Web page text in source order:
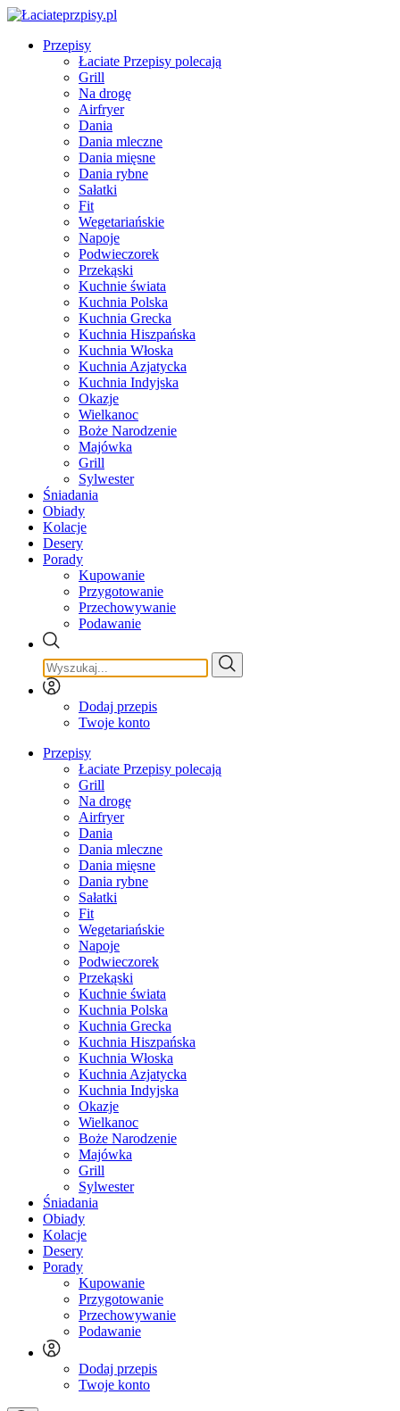
Przepisy
Łaciate Przepisy polecają
Grill
Na drogę
Airfryer
Dania
Dania mleczne
Dania mięsne
Dania rybne
Sałatki
Fit
Wegetariańskie
Napoje
Podwieczorek
Przekąski
Kuchnie świata
Kuchnia Polska
Kuchnia Grecka
Kuchnia Hiszpańska
Kuchnia Włoska
Kuchnia Azjatycka
Kuchnia Indyjska
Okazje
Wielkanoc
Boże Narodzenie
Majówka
Grill
Sylwester
Śniadania
Obiady
Kolacje
Desery
Porady
Kupowanie
Przygotowanie
Przechowywanie
Podawanie
Dodaj przepis
Twoje konto
Przepisy
Łaciate Przepisy polecają
Grill
Na drogę
Airfryer
Dania
Dania mleczne
Dania mięsne
Dania rybne
Sałatki
Fit
Wegetariańskie
Napoje
Podwieczorek
Przekąski
Kuchnie świata
Kuchnia Polska
Kuchnia Grecka
Kuchnia Hiszpańska
Kuchnia Włoska
Kuchnia Azjatycka
Kuchnia Indyjska
Okazje
Wielkanoc
Boże Narodzenie
Majówka
Grill
Sylwester
Śniadania
Obiady
Kolacje
Desery
Porady
Kupowanie
Przygotowanie
Przechowywanie
Podawanie
Dodaj przepis
Twoje konto